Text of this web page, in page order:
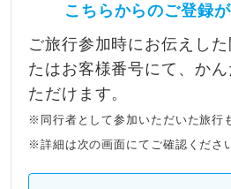
こちらからのご登録
ご旅行参加時にお伝えし
たはお客様番号にて、か
ただけます。
※同行者として参加いただいた旅行
※詳細は次の画面にてご確認くださ